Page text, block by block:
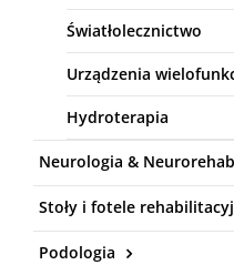
Światłolecznictwo
Urządzenia
Hydroterapia
Neurologia &
Stoły i fotele
Podologia